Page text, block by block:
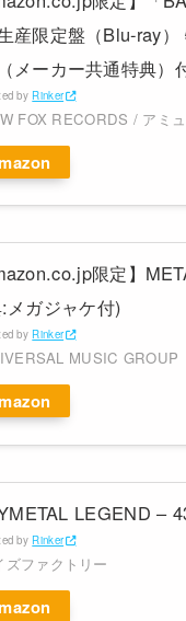
産限定盤（Blu-ray
メーカー共通特典）
by Rinker
FOX RECORDS / アミ
限定】
メガジャケ付)
by Rinker
MUSIC GROUP
LEGEND –
by Rinker
ズファクトリー